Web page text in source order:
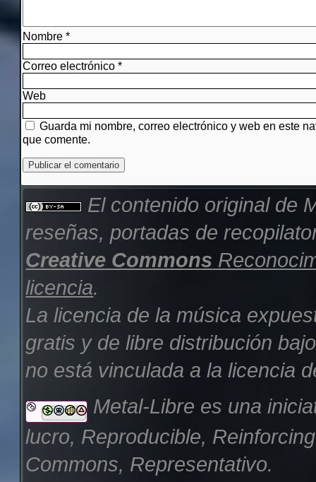
Nombre*
Correo electrónico*
Web
Guarda mi nombre, correo electrónico y web en este
que comente.
El contenido original de
reseñas, portadas de
Creative Commons
licencia.
La licencia de la música
gratis y de libre distribución
no está vinculada a la licencia
Metal-Libre es una
lucro, Reproducible,
Commons, Representativo.